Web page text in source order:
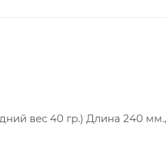
вес 40 гр.) Длина 240 мм.,